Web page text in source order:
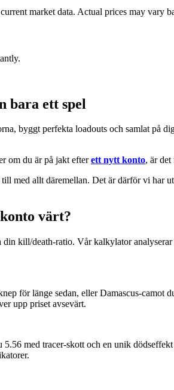
market data. Actual prices may vary
bara ett spel
byggt perfekta loadouts och samlat på
om du är på jakt efterett nytt konto, är det
med allt däremellan. Det är därför vi har
värt?
kill/death-ratio. Vår kalkylator
för länge sedan, eller Damascus-camot
upp priset avsevärt.
med tracer-skott och en unik